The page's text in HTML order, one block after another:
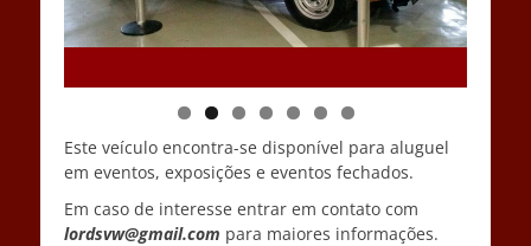
Este veículo encontra-se disponível para aluguel
em eventos, exposições e eventos fechados.
Em caso de interesse entrar em contato com
lordsvw@gmail.com para maiores informações.